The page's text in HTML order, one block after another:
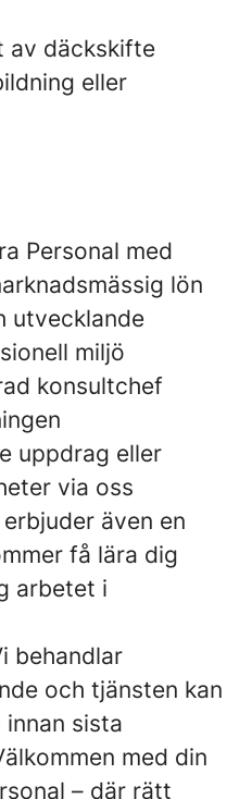
av däckskifte
eller
Personal med
lön
utvecklande
miljö
konsultchef
uppdrag eller
via oss
även en
få lära dig
arbetet i
behandlar
och tjänsten kan
sista
med din
– där rätt